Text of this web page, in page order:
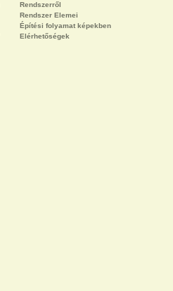
Rendszerről
Rendszer Elemei
Építési folyamat képekben
Elérhetőségek